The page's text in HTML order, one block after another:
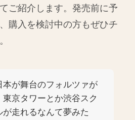
ご紹介します。発売前に予
購入を検討中の方もぜひチ
本が舞台のフォルツァが
東京タワーとか渋谷スク
が走れるなんて夢みた